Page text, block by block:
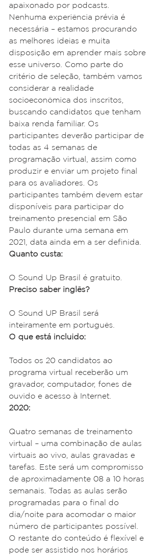
apaixonado por podcasts.
Nenhuma experiência prévia é
necessária – estamos procurando
as melhores ideias e muita
disposição em aprender mais sobre
esse universo. Como parte do
critério de seleção, também vamos
considerar a realidade
socioeconômica dos inscritos,
buscando candidatos que tenham
baixa renda familiar. Os
participantes deverão participar de
todas as 4 semanas de
programação virtual, assim como
produzir e enviar um projeto final
para os avaliadores. Os
participantes também devem estar
disponíveis para participar do
treinamento presencial em São
Paulo durante uma semana em
2021, data ainda em a ser definida.
Quanto custa:
O Sound Up Brasil é gratuito.
Preciso saber inglês?
O Sound UP Brasil será
inteiramente em português.
O que está incluido:
Todos os 20 candidatos ao
programa virtual receberão um
gravador, computador, fones de
ouvido e acesso à Internet.
2020:
Quatro semanas de treinamento
virtual – uma combinação de aulas
virtuais ao vivo, aulas gravadas e
tarefas. Este será um compromisso
de aproximadamente 08 a 10 horas
semanais. Todas as aulas serão
programadas para o final do
dia/noite para acomodar o maior
número de participantes possível.
O restante do conteúdo é flexível e
pode ser assistido nos horários